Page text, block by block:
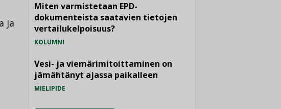
ja
Miten varmistetaan EPD-
dokumenteista saatavien tietojen
vertailukelpoisuus?
KOLUMNI
Vesi- ja viemärimitoittaminen on
jämähtänyt ajassa paikalleen
MIELIPIDE